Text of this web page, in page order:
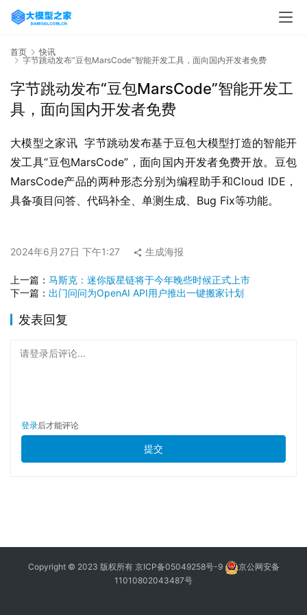
首页
快讯
字节跳动发布“豆包MarsCode”智能开发工具，面向国内开发者免费
字节跳动发布“豆包MarsCode”智能开发工
具，面向国内开发者免费
大模型之家讯  字节跳动发布基于豆包大模型打造的智能开
发工具“豆包MarsCode”，面向国内开发者免费开放。豆包
MarsCode产品的两种形态分别为编程助手和Cloud IDE，
具备项目问答、代码补全、单测生成、Bug Fix等功能。
2024年6月27日 下午1:27 生成海报
上一篇： 马斯克：迷你版星链将于今年晚些时候正式上市
下一篇： 出门问问为OpenAI API用户推出一键搬家计划
发表回复
请登录后评论...
登录后才能评论
提交
Copyright © 2023 版权所有 京ICP备05049258号-9
京公网安备
11010802043487号